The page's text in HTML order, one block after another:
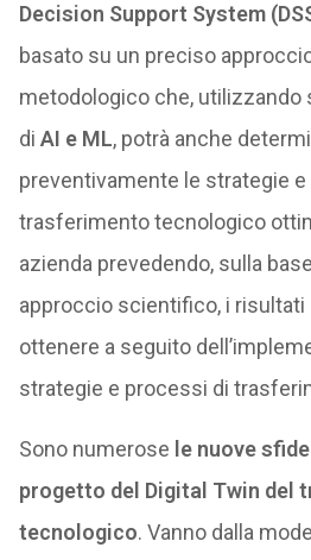
Decision Support System
basato su un preciso
metodologico che,
di AI e ML, potrà anche
preventivamente le strategie
trasferimento tecnologico
azienda prevedendo, sulla
approccio scientifico, i risultati
ottenere a seguito
strategie e processi di
Sono numerose le nuove
progetto del Digital Twin del
tecnologico. Vanno dalla